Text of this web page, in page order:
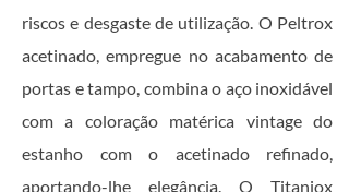
riscos e desgaste de utilização. O Peltrox
acetinado, empregue no acabamento de
portas e tampo, combina o aço inoxidável
com a coloração matérica vintage do
estanho com o acetinado refinado,
aportando-lhe elegância. O Titaniox